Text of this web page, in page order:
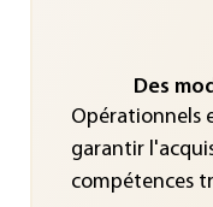
Des
Opérationnels
garantir
compétences